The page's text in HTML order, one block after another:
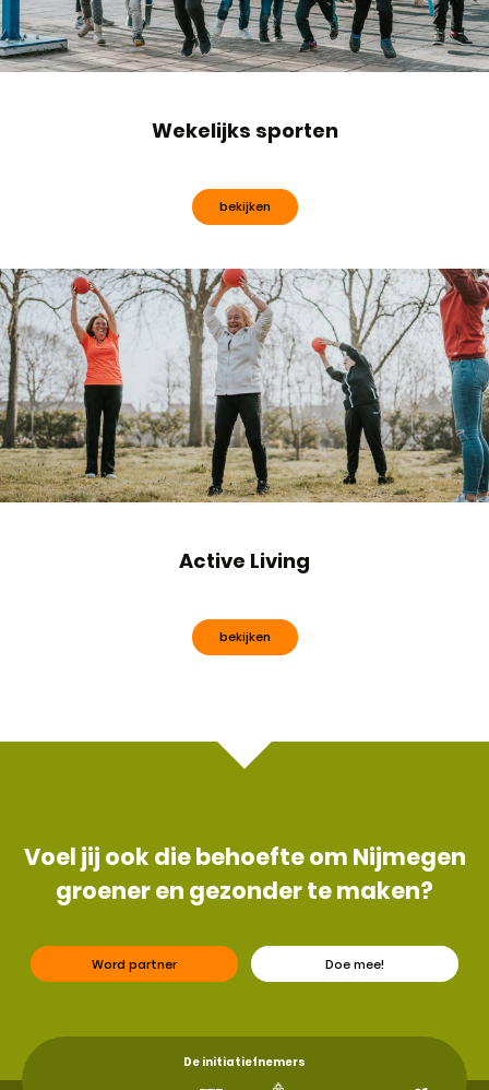
Wekelijks sporten
bekijken
Active Living
bekijken
Voel jij ook die behoefte om Nijmegen
groener en gezonder te maken?
Word partner Doe mee!
De initiatiefnemers